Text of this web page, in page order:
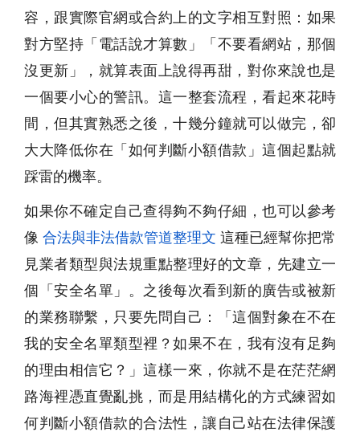
容，跟實際官網或合約上的文字相互對照：如果
對方堅持「電話說才算數」「不要看網站，那個
沒更新」，就算表面上說得再甜，對你來說也是
一個要小心的警訊。這一整套流程，看起來花時
間，但其實熟悉之後，十幾分鐘就可以做完，卻
大大降低你在「如何判斷小額借款」這個起點就
踩雷的機率。
如果你不確定自己查得夠不夠仔細，也可以參考
像 合法與非法借款管道整理文 這種已經幫你把常
見業者類型與法規重點整理好的文章，先建立一
個「安全名單」。之後每次看到新的廣告或被新
的業務聯繫，只要先問自己：「這個對象在不在
我的安全名單類型裡？如果不在，我有沒有足夠
的理由相信它？」這樣一來，你就不是在茫茫網
路海裡憑直覺亂挑，而是用結構化的方式練習如
何判斷小額借款的合法性，讓自己站在法律保護